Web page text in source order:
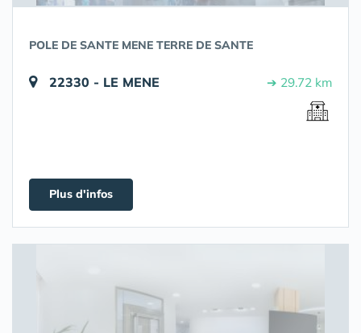
POLE DE SANTE MENE TERRE DE SANTE
22330 - LE MENE ➔ 29.72 km
Plus d'infos